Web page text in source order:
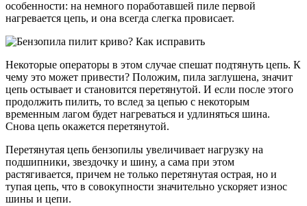
особенности: на немного поработавшей пиле первой
нагревается цепь, и она всегда слегка провисает.
Некоторые операторы в этом случае спешат подтянуть цепь. К
чему это может привести? Положим, пила заглушена, значит
цепь остывает и становится перетянутой. И если после этого
продолжить пилить, то вслед за цепью с некоторым
временным лагом будет нагреваться и удлиняться шина.
Снова цепь окажется перетянутой.
Перетянутая цепь бензопилы увеличивает нагрузку на
подшипники, звездочку и шину, а сама при этом
растягивается, причем не только перетянутая острая, но и
тупая цепь, что в совокупности значительно ускоряет износ
шины и цепи.